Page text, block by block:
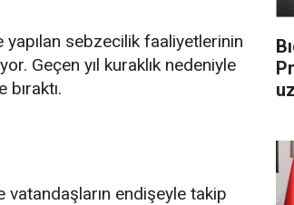
sebzecilik faaliyetlerinin
Geçen yıl kuraklık nedeniyle
vatandaşların endişeyle takip